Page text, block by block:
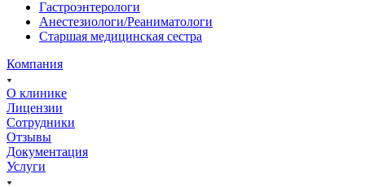
Гастроэнтерологи
Анестезиологи/Реаниматологи
Старшая медицинская сестра
Компания
О клинике
Лицензии
Сотрудники
Отзывы
Документация
Услуги